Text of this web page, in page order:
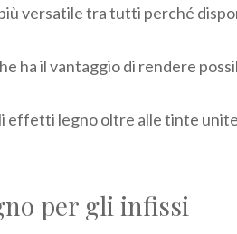
versatile tra tutti perché
ha il vantaggio di rendere
effetti legno oltre alle tinte
per gli infissi